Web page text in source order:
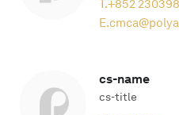
T.+852
E.
cs-name
cs-title